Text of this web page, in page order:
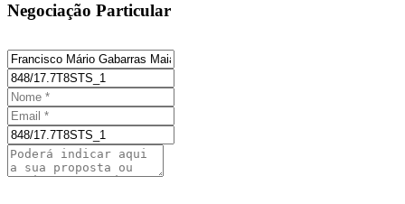
Negociação Particular